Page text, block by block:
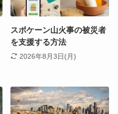
スポケーン山火事の被災者
を支援する方法
2026年8月3日(月)